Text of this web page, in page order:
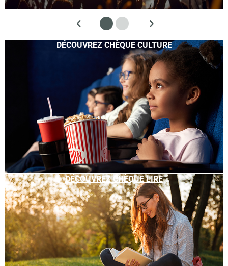
DÉCOUVREZ CHÈQUE CULTURE
DÉCOUVREZ CHÈQUE LIRE